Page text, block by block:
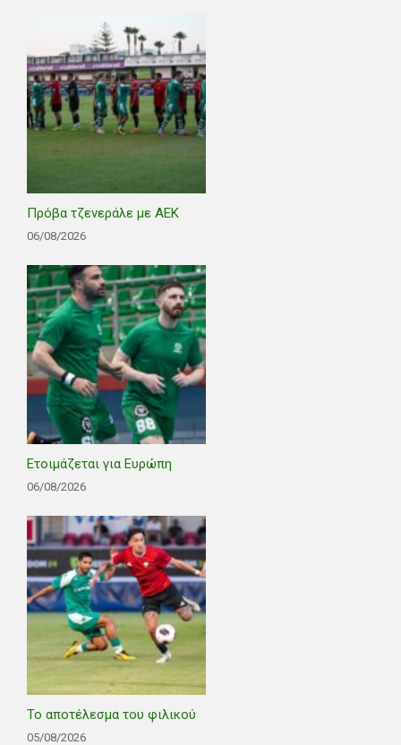
Πρόβα τζενεράλε με ΑΕΚ
06/08/2026
Ετοιμάζεται για Ευρώπη
06/08/2026
Το αποτέλεσμα του φιλικού
05/08/2026